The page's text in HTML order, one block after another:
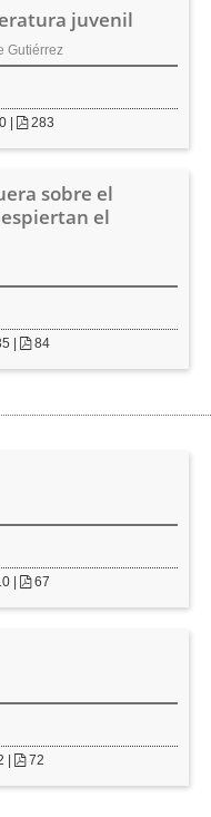
juvenil
Gutiérrez
| 283
sobre el
el
| 84
| 67
| 72